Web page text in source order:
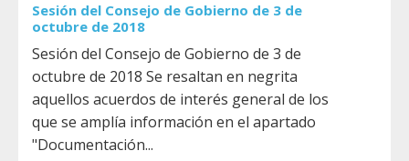
Sesión del Consejo de Gobierno de 3 de
octubre de 2018
Sesión del Consejo de Gobierno de 3 de
octubre de 2018 Se resaltan en negrita
aquellos acuerdos de interés general de los
que se amplía información en el apartado
"Documentación...